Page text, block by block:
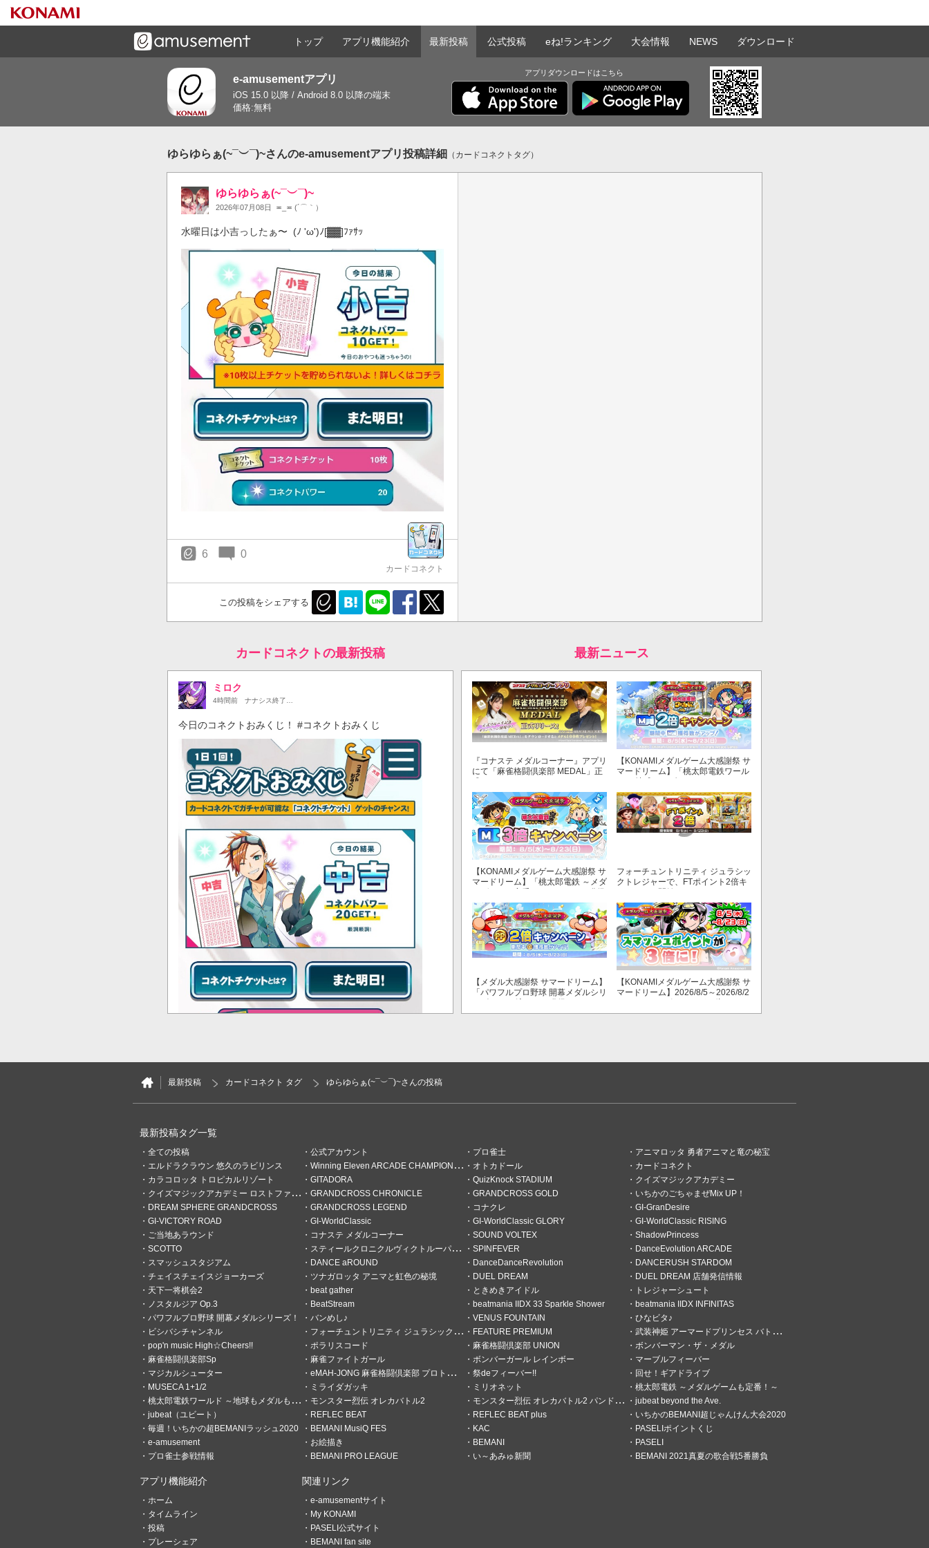
ゲームと連携したコミュニケーションアプリで
トップ アプリ機能紹介 最新投稿 公式投稿 eね!ランキング 大会情報 NEWS ダウンロード
e-amusementアプリ
iOS 15.0 以降 / Android 8.0 以降の端末
価格:無料
アプリダウンロードはこちら
ゆらゆらぁ(~¯︶¯)~さんのe-amusementアプリ投稿詳細 （カードコネクトタグ）
ゆらゆらぁ(~¯︶¯)~
2026年07月08日 ≖_≖ (´⌒｀）
水曜日は小吉っしたぁ〜  (ﾉ 'ω')ﾉ[▓▓]ﾌｧｻｯ
6 0
カードコネクト
この投稿をシェアする
カードコネクトの最新投稿
ミロク
4時間前 ナナシス終了…
今日のコネクトおみくじ！ #コネクトおみくじ
クマ
13時間前
4連続小吉です(^_^)
最新ニュース
『コナステ メダルコーナー』アプリ
にて「麻雀格闘倶楽部 MEDAL」正
【KONAMIメダルゲーム大感謝祭 サ
マードリーム】「桃太郎電鉄ワール
～」でマイル獲得数が2倍！
【KONAMIメダルゲーム大感謝祭 サ
マードリーム】「桃太郎電鉄 ～メダ
数が3倍！
フォーチュントリニティ ジュラシッ
クトレジャーで、FTポイント2倍キ
【メダル大感謝祭 サマードリーム】
「パワフルプロ野球 開幕メダルシリ
が2倍！
【KONAMIメダルゲーム大感謝祭 サ
マードリーム】2026/8/5～2026/8/2
最新投稿 カードコネクト タグ ゆらゆらぁ(~¯︶¯)~さんの投稿
最新投稿タグ一覧
全ての投稿 公式アカウント プロ雀士
アニマロッタ 勇者アニマと竜の秘宝
エルドラクラウン 悠久のラビリンス
Winning Eleven ARCADE CHAMPIONSHIP オトカドール
カードコネクト
カラコロッタ トロピカルリゾート
GITADORA QuizKnock STADIUM
クイズマジックアカデミー
クイズマジックアカデミー ロストファンタリウム
GRANDCROSS CHRONICLE GRANDCROSS GOLD
いちかのごちゃまぜMix UP！
DREAM SPHERE GRANDCROSS
GRANDCROSS LEGEND コナクレ
GI-GranDesire
GI-VICTORY ROAD
GI-WorldClassic GI-WorldClassic GLORY
GI-WorldClassic RISING
ご当地あラウンド
コナステ メダルコーナー SOUND VOLTEX
ShadowPrincess
SCOTTO
スティールクロニクルヴィクトルーパーズ SPINFEVER
DanceEvolution ARCADE
スマッシュスタジアム
DANCE aROUND DanceDanceRevolution
DANCERUSH STARDOM
チェイスチェイスジョーカーズ
ツナガロッタ アニマと虹色の秘境 DUEL DREAM
DUEL DREAM 店舗発信情報
天下一将棋会2
beat gather ときめきアイドル
トレジャーシュート
ノスタルジア Op.3
BeatStream beatmania IIDX 33 Sparkle Shower
beatmania IIDX INFINITAS
パワフルプロ野球 開幕メダルシリーズ！
バンめし♪ VENUS FOUNTAIN
ひなビタ♪
ビシバシチャンネル
フォーチュントリニティ ジュラシックトレジャー FEATURE PREMIUM
武装神姫 アーマードプリンセス バトルコンダクター
pop'n music High☆Cheers!!
ポラリスコード 麻雀格闘倶楽部 UNION
ボンバーマン・ザ・メダル
麻雀格闘倶楽部Sp
麻雀ファイトガール ボンバーガール レインボー
マーブルフィーバー
マジカルシューター
eMAH-JONG 麻雀格闘倶楽部 プロトーナメント 祭deフィーバー!!
回せ！ギアドライブ
MUSECA 1+1/2
ミライダガッキ ミリオネット
桃太郎電鉄 ～メダルゲームも定番！～
桃太郎電鉄ワールド ～地球もメダルもまわってる！～
モンスター烈伝 オレカバトル2 モンスター烈伝 オレカバトル2 パンドラのメダル
jubeat beyond the Ave.
jubeat（ユビート）
REFLEC BEAT REFLEC BEAT plus
いちかのBEMANI超じゃんけん大会2020
毎週！いちかの超BEMANIラッシュ2020
BEMANI MusiQ FES KAC
PASELIポイントくじ
e-amusement
お絵描き BEMANI
PASELI
プロ雀士参戦情報
BEMANI PRO LEAGUE い～あみゅ新聞 BEMANI 2021真夏の歌合戦5番勝負
アプリ機能紹介
ホーム
タイムライン
投稿
プレーシェア
関連リンク
e-amusementサイト
My KONAMI
PASELI公式サイト
BEMANI fan site